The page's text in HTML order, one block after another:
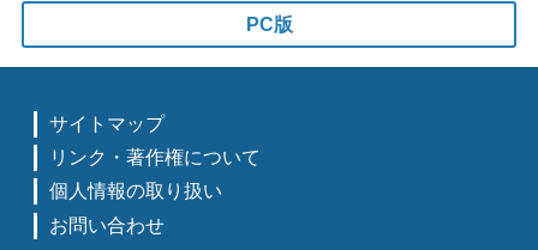
PC版
サイトマップ
リンク・著作権について
個人情報の取り扱い
お問い合わせ